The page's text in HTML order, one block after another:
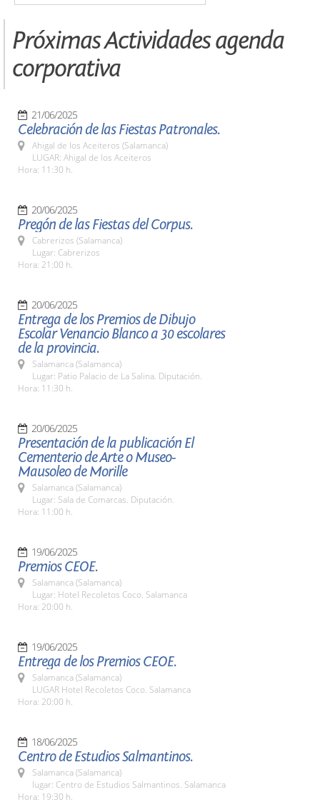
Próximas Actividades agenda
corporativa
21/06/2025
Celebración de las Fiestas Patronales.
Ahigal de los Aceiteros (Salamanca)
LUGAR: Ahigal de los Aceiteros
Hora: 11:30 h.
20/06/2025
Pregón de las Fiestas del Corpus.
Cabrerizos (Salamanca)
Lugar: Cabrerizos
Hora: 21:00 h.
20/06/2025
Entrega de los Premios de Dibujo
Escolar Venancio Blanco a 30 escolares
de la provincia.
Salamanca (Salamanca)
Lugar: Patio Palacio de La Salina. Diputación.
Hora: 11:30 h.
20/06/2025
Presentación de la publicación El
Cementerio de Arte o Museo-
Mausoleo de Morille
Salamanca (Salamanca)
Lugar: Sala de Comarcas. Diputación.
Hora: 11:00 h.
19/06/2025
Premios CEOE.
Salamanca (Salamanca)
Lugar: Hotel Recoletos Coco. Salamanca
Hora: 20:00 h.
19/06/2025
Entrega de los Premios CEOE.
Salamanca (Salamanca)
LUGAR Hotel Recoletos Coco. Salamanca
Hora: 20:00 h.
18/06/2025
Centro de Estudios Salmantinos.
Salamanca (Salamanca)
lugar: Centro de Estudios Salmantinos. Salamanca
Hora: 19:30 h.